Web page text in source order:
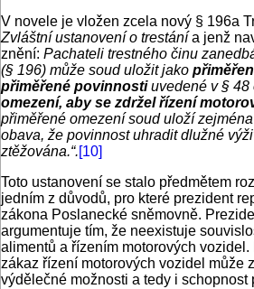
V novele je vložen zcela nový § 196a
Zvláštní ustanovení o trestánía jenž
znění: Pachateli trestného činu
(§ 196) může soud uložit jako
přiměřené povinnostiuvedené v § 48
omezení, aby se zdržel řízení
přiměřené omezení soud uloží
obava, že povinnost uhradit dlužné
ztěžována.“.[10]
Toto ustanovení se stalo předmětem
jedním z důvodů, pro které prezident
zákona Poslanecké sněmovně.
argumentuje tím, že neexistuje
alimentů a řízením motorových
zákaz řízení motorových vozidel může
výdělečné možnosti a tedy i schopnost